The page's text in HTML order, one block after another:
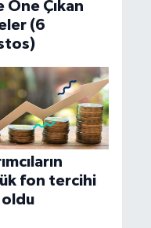
Öne Çıkan
(6
fon tercihi
oldu